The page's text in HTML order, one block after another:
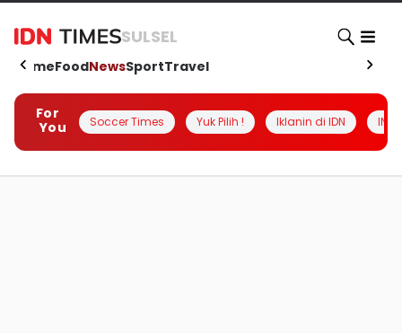
SULSEL
HomeFoodNewsSportTravel
For
You
Soccer Times Yuk Pilih ! Iklanin di IDN